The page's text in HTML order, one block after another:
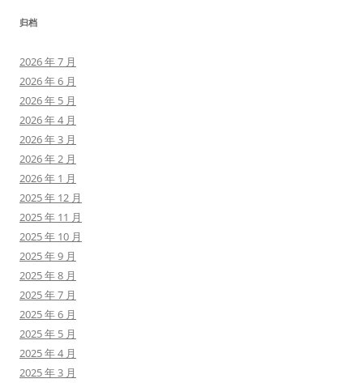
归档
2026 年 7 月
2026 年 6 月
2026 年 5 月
2026 年 4 月
2026 年 3 月
2026 年 2 月
2026 年 1 月
2025 年 12 月
2025 年 11 月
2025 年 10 月
2025 年 9 月
2025 年 8 月
2025 年 7 月
2025 年 6 月
2025 年 5 月
2025 年 4 月
2025 年 3 月